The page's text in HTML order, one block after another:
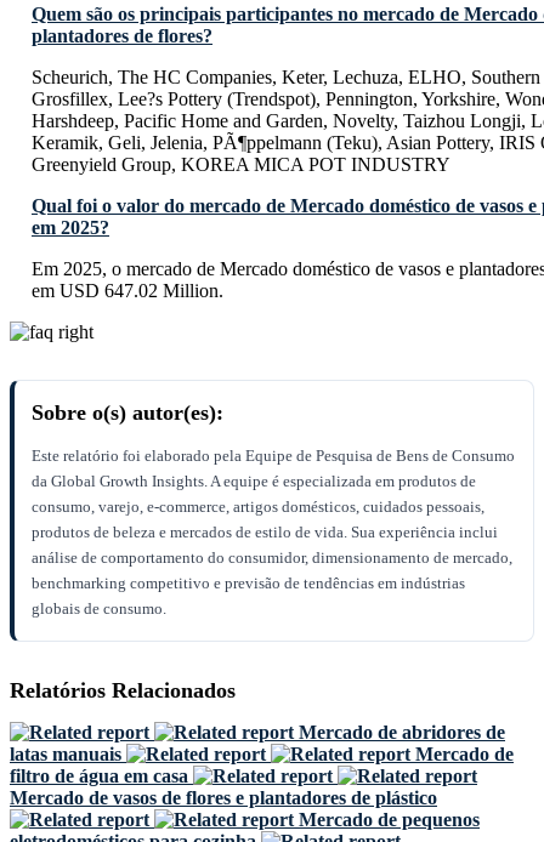
Quem são os principais participantes no mercado de Mercado
plantadores de flores?
Scheurich, The HC Companies, Keter, Lechuza, ELHO,
Grosfillex, Lee?s Pottery (Trendspot), Pennington, Yorkshire,
Harshdeep, Pacific Home and Garden, Novelty, Taizhou Longji,
Keramik, Geli, Jelenia, PÃ¶ppelmann (Teku), Asian Pottery,
Greenyield Group, KOREA MICA POT INDUSTRY
Qual foi o valor do mercado de Mercado doméstico de vasos
em 2025?
Em 2025, o mercado de Mercado doméstico de vasos e
em USD 647.02 Million.
Sobre o(s) autor(es):
Este relatório foi elaborado pela Equipe de Pesquisa de Bens de Consumo
da Global Growth Insights. A equipe é especializada em produtos de
consumo, varejo, e-commerce, artigos domésticos, cuidados pessoais,
produtos de beleza e mercados de estilo de vida. Sua experiência inclui
análise de comportamento do consumidor, dimensionamento de mercado,
benchmarking competitivo e previsão de tendências em indústrias
globais de consumo.
Relatórios Relacionados
Mercado de abridores de
latas manuais
Mercado de
filtro de água em casa
Mercado de vasos de flores e plantadores de plástico
Mercado de pequenos